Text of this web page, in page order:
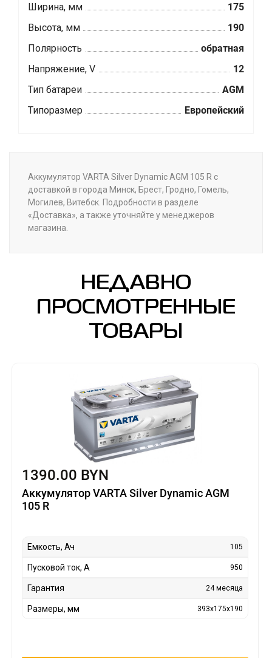
Ширина, мм
175
Высота, мм
190
Полярность
обратная
Напряжение, V
12
Тип батареи
AGM
Типоразмер
Европейский
Аккумулятор VARTA Silver Dynamic AGM 105 R с
доставкой в города Минск, Брест, Гродно, Гомель,
Могилев, Витебск. Подробности в разделе
«Доставка», а также уточняйте у менеджеров
магазина.
НЕДАВНО
ПРОСМОТРЕННЫЕ
ТОВАРЫ
1390.00 BYN
Аккумулятор VARTA Silver Dynamic AGM
105 R
Емкость, Ач 105
Пусковой ток, А 950
Гарантия 24 месяца
Размеры, мм 393x175x190